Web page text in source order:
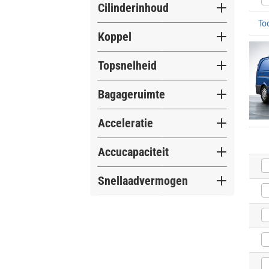
3 cilinders
0
4 cilinders
250
5 cilinders
0
6 cilinders
9
Meer opties
Cilinderinhoud
Koppel
Topsnelheid
Bagageruimte
Acceleratie
Accucapaciteit
Snellaadvermogen